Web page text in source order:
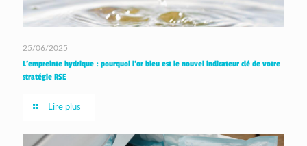
25/06/2025
L’empreinte hydrique : pourquoi l’or bleu est le nouvel indicateur clé de votre
stratégie RSE
Lire plus